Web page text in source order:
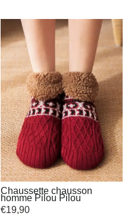
Chaussette chausson
homme Pilou Pilou
€19,90